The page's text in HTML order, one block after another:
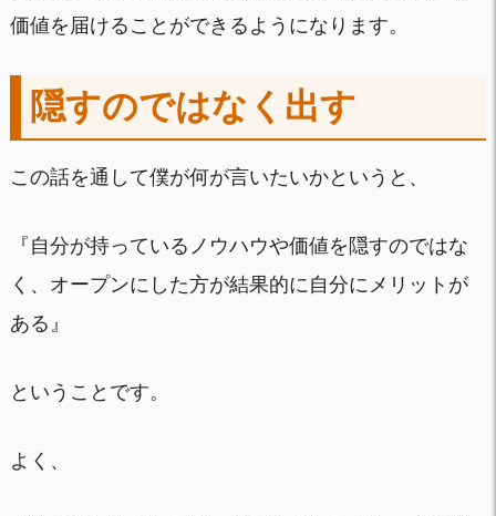
価値を届けることができるようになります。
隠すのではなく出す
この話を通して僕が何が言いたいかというと、
『自分が持っているノウハウや価値を隠すのではな
く、オープンにした方が結果的に自分にメリットが
ある』
ということです。
よく、